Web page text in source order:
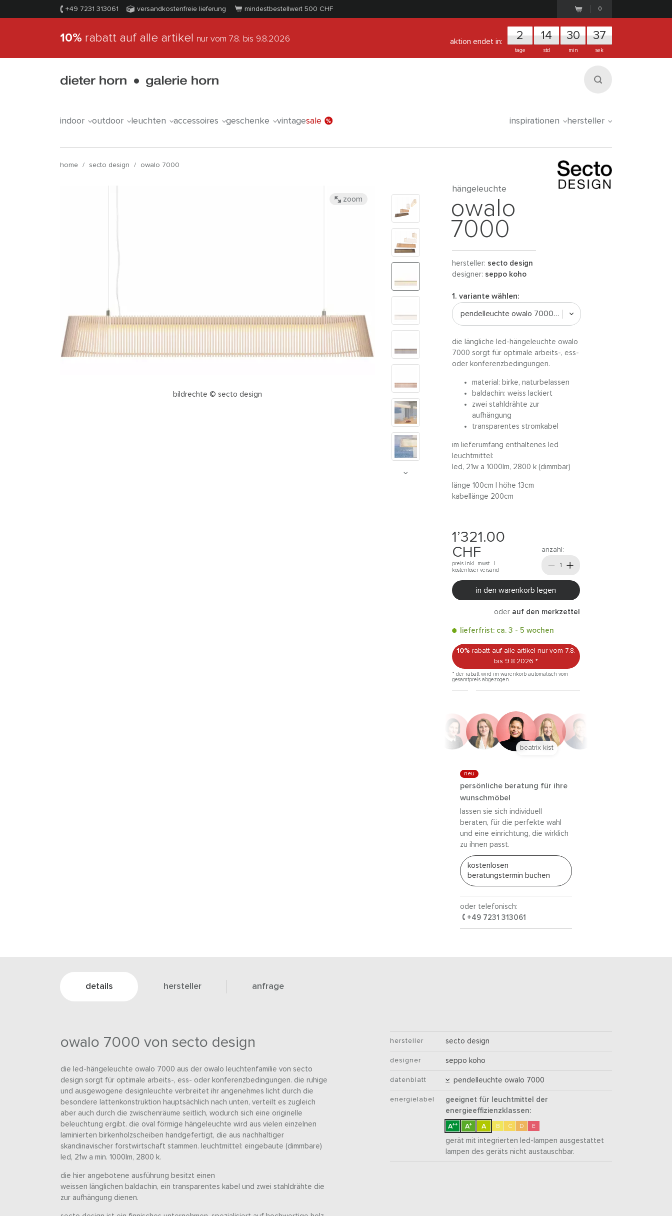
+49 7231 313061 versandkostenfreie lieferung mindestbestellwert 500 CHF 0
10% rabatt auf alle artikel nur vom 7.8. bis 9.8.2026 aktion endet in: 2
tage
14
std
30
min
36
sek
indoor outdoor leuchten accessoires geschenke vintagesale inspirationen hersteller
home / secto design / owalo 7000
bildrechte © secto design
zoom
hängeleuchte
owalo
7000
hersteller: secto design
designer: seppo koho
1. variante wählen:
pendelleuchte owalo 7000 | birke
die längliche led-hängeleuchte owalo
7000 sorgt für optimale arbeits-, ess-
oder konferenzbedingungen.
material: birke, naturbelassen
baldachin: weiss lackiert
zwei stahldrähte zur
aufhängung
transparentes stromkabel
im lieferumfang enthaltenes led
leuchtmittel:
led, 21w a 1000lm, 2800 k (dimmbar)
länge 100cm | höhe 13cm
kabellänge 200cm
1’321.00
CHF
preis inkl. mwst. |
kostenloser versand
anzahl:
in den warenkorb legen
oder auf den merkzettel
lieferfrist: ca. 3 - 5 wochen
10% rabatt auf alle artikel nur vom 7.8.
bis 9.8.2026 *
* der rabatt wird im warenkorb automatisch vom
gesamtpreis abgezogen.
neu
persönliche beratung für ihre
wunschmöbel
lassen sie sich individuell
beraten, für die perfekte wahl
und eine einrichtung, die wirklich
zu ihnen passt.
kostenlosen
beratungstermin buchen
oder telefonisch:
+49 7231 313061
beatrix kist
details hersteller anfrage
owalo 7000 von secto design
die led-hängeleuchte owalo 7000 aus der owalo leuchtenfamilie von secto
design sorgt für optimale arbeits-, ess- oder konferenzbedingungen. die ruhige
und ausgewogene designleuchte verbreitet ihr angenehmes licht durch die
besondere lattenkonstruktion hauptsächlich nach unten, verteilt es zugleich
aber auch durch die zwischenräume seitlich, wodurch sich eine originelle
beleuchtung ergibt. die oval förmige hängeleuchte wird aus vielen einzelnen
laminierten birkenholzscheiben handgefertigt, die aus nachhaltiger
skandinavischer forstwirtschaft stammen. leuchtmittel: eingebaute (dimmbare)
led, 21w a min. 1000lm, 2800 k.
die hier angebotene ausführung besitzt einen
weissen länglichen baldachin, ein transparentes kabel und zwei stahldrähte die
zur aufhängung dienen.
hersteller secto design
designer seppo koho
datenblatt pendelleuchte owalo 7000
energielabel
geeignet für leuchtmittel der
energieeffizienzklassen:
A++ A+ A B C D E
gerät mit integrierten led-lampen ausgestattet
lampen des geräts nicht austauschbar.